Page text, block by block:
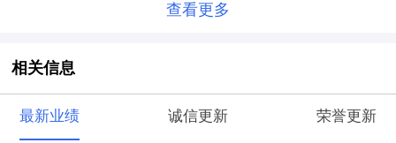
查看更多
相关信息
最新业绩 诚信更新 荣誉更新